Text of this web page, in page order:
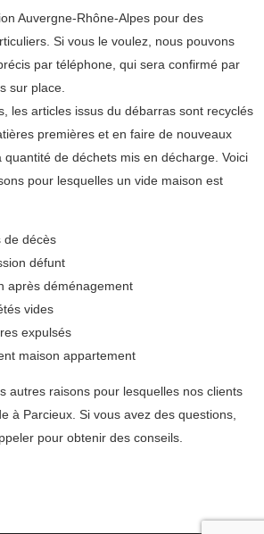
Auvergne-Rhône-Alpes pour des
Si vous le voulez, nous pouvons
par téléphone, qui sera confirmé par
sur place.
les articles issus du débarras sont recyclés
premières et en faire de nouveaux
de déchets mis en décharge. Voici
pour lesquelles un vide maison est
de décès
défunt
après déménagement
vides
expulsés
maison appartement
autres raisons pour lesquelles nos clients
à Parcieux. Si vous avez des questions,
pour obtenir des conseils.